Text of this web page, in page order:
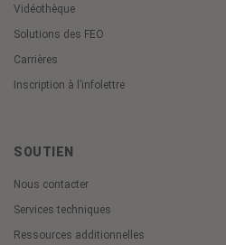
Vidéothèque
Solutions des FEO
Carrières
Inscription à l’infolettre
SOUTIEN
Nous contacter
Services techniques
Ressources additionnelles